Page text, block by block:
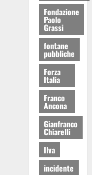
Fondazione
Paolo
Grassi
fontane
pubbliche
Forza
Italia
Franco
Ancona
Gianfranco
Chiarelli
Ilva
incidente